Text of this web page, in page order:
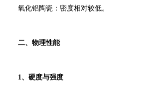
氧化铝陶瓷：密度相对较低。
二、物理性能
1、硬度与强度